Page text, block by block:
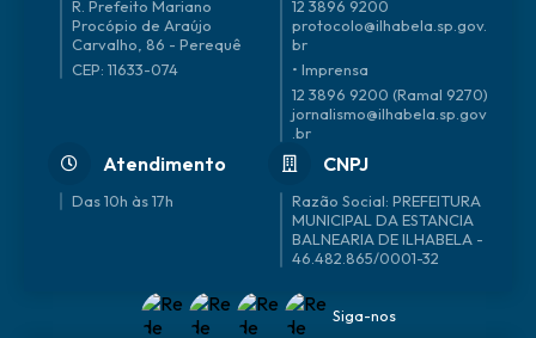
R. Prefeito Mariano
Procópio de Araújo
Carvalho, 86 - Perequê
CEP: 11633-074
12 3896 9200
protocolo@ilhabela.sp.gov.
br
• Imprensa
12 3896 9200 (Ramal 9270)
jornalismo@ilhabela.sp.gov
.br
Atendimento
Das 10h às 17h
CNPJ
46.482.865/0001-32
Siga-nos